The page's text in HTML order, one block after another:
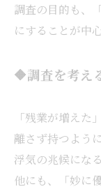
調査の目的も、
にすることが中
🔶調査を考え
「残業が増え
離さず持つよう
浮気の兆候にな
他にも、「妙に